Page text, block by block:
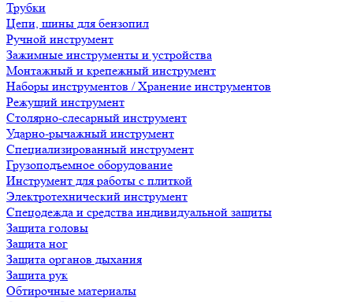
Трубки
Цепи, шины для бензопил
Ручной инструмент
Зажимные инструменты и устройства
Монтажный и крепежный инструмент
Наборы инструментов / Хранение инструментов
Режущий инструмент
Столярно-слесарный инструмент
Ударно-рычажный инструмент
Специализированный инструмент
Грузоподъемное оборудование
Инструмент для работы с плиткой
Электротехнический инструмент
Спецодежда и средства индивидуальной защиты
Защита головы
Защита ног
Защита органов дыхания
Защита рук
Обтирочные материалы